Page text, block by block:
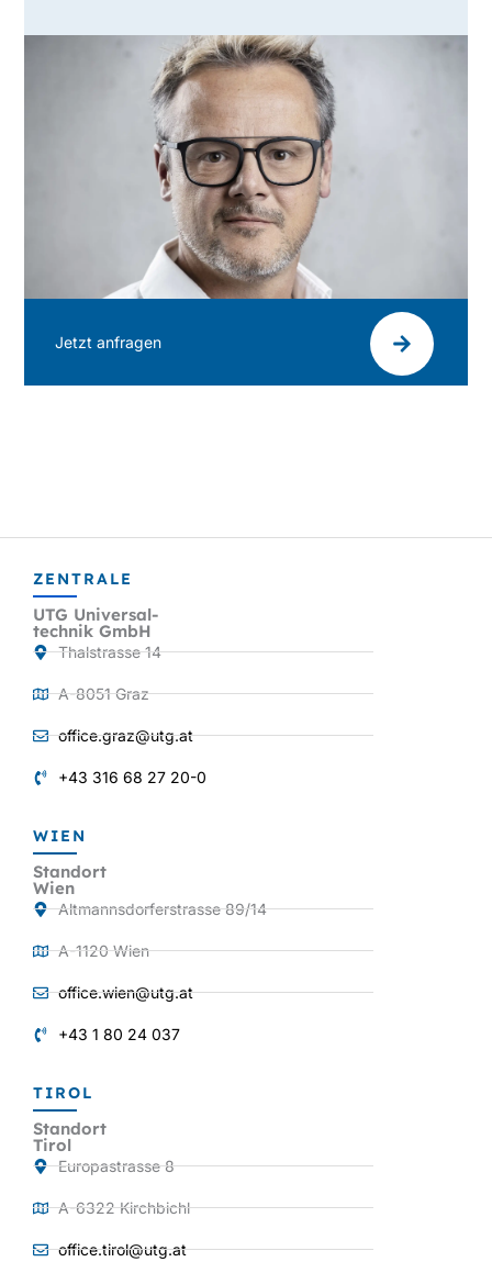
Jetzt anfragen
ZENTRALE
UTG Universal-
technik GmbH
Thalstrasse 14
A-8051 Graz
office.graz@utg.at
+43 316 68 27 20-0
WIEN
Standort
Wien
Altmannsdorferstrasse 89/14
A-1120 Wien
office.wien@utg.at
+43 1 80 24 037
TIROL
Standort
Tirol
Europastrasse 8
A-6322 Kirchbichl
office.tirol@utg.at